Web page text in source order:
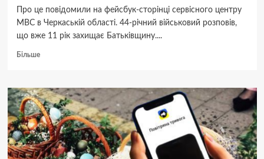
Про це повідомили на фейсбук-сторінці сервісного центру
МВС в Черкаській області. 44-річний військовий розповів,
що вже 11 рік захищає Батьківщину....
БільшеДокладніше
згоріло
з
речами:
захиснику
з
Черкащини
відновили